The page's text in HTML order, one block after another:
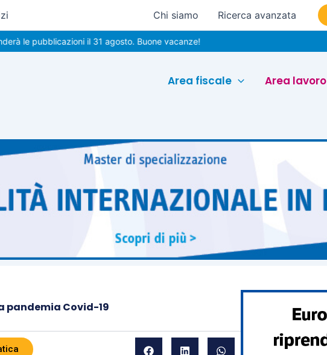
Chi siamo Ricerca avanzata
il 31 agosto. Buone vacanze!
Area fiscale Area lavoro
pandemia Covid-19